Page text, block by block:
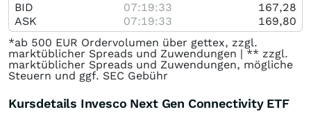
BID 07:19:33
167,28
ASK
07:19:33
169,80
*ab 500 EUR Ordervolumen über gettex, zzgl.
marktüblicher Spreads und Zuwendungen | ** zzgl.
marktüblicher Spreads und Zuwendungen, mögliche
Steuern und ggf. SEC Gebühr
Kursdetails Invesco Next Gen Connectivity ETF